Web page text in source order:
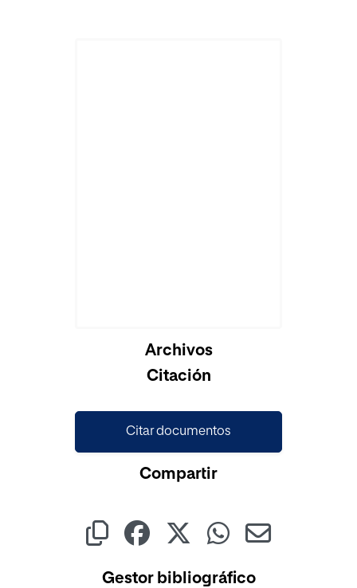
Archivos
Citación
Citar documentos
Compartir
Gestor bibliográfico